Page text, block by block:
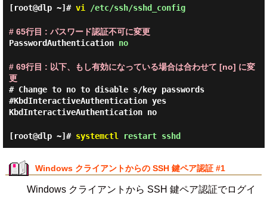
[root@dlp ~]# vi /etc/ssh/sshd_config
# 65行目 : パスワード認証不可に変更
PasswordAuthentication no
# 69行目 : 以下、もし有効になっている場合は合わせて [no] に変
更
# Change to no to disable s/key passwords
#KbdInteractiveAuthentication yes
KbdInteractiveAuthentication no
[root@dlp ~]# systemctl restart sshd
Windows クライアントからの SSH 鍵ペア認証 #1
Windows クライアントから SSH 鍵ペア認証でログイ